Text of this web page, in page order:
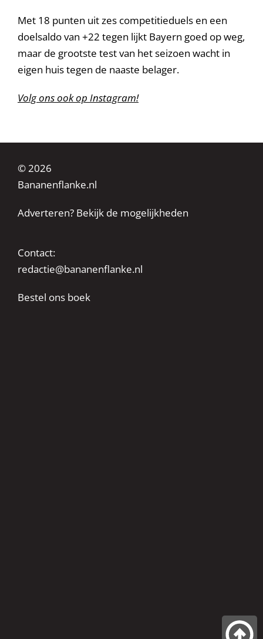
Met 18 punten uit zes competitieduels en een
doelsaldo van +22 tegen lijkt Bayern goed op weg,
maar de grootste test van het seizoen wacht in
eigen huis tegen de naaste belager.
Volg ons ook op Instagram!
© 2026
Bananenflanke.nl
Adverteren? Bekijk de mogelijkheden
Contact:
redactie@bananenflanke.nl
Bestel ons boek